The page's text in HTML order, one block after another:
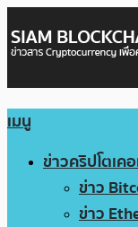
เมนู
ข่าวคริปโตเค
ข่าว
ข่าว